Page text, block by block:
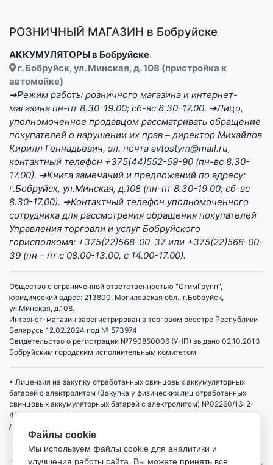
РОЗНИЧНЫЙ МАГАЗИН в Бобруйске
АККУМУЛЯТОРЫ в Бобруйске
г. Бобруйск, ул. Минская, д. 108 (пристройка к
автомойке)
➔Режим работы розничного магазина и интернет-
магазина пн-пт 8.30-19.00; сб-вс 8.30-17.00. ➔Лицо,
уполномоченное продавцом рассматривать обращение
покупателей о нарушении их прав – директор Михайлов
Кирилл Геннадьевич, эл. почта avtostym@mail.ru,
контактный телефон +375(44)552-59-90 (пн-вс 8.30-
17.00). ➔Книга замечаний и предложений по адресу:
г.Бобруйск, ул.Минская, д.108 (пн-пт 8.30-19.00; сб-вс
8.30-17.00). ➔Контактный телефон уполномоченного
сотрудника для рассмотрения обращения покупателей
Управления торговли и услуг Бобруйского
горисполкома: +375(22)568-00-37 или +375(22)568-00-
39 (пн – пт с 08.00-13.00, с 14.00-17.00).
Общество с ограниченной ответственностью "СтимГрупп",
юридический адрес: 213800, Могилевская обл., г.Бобруйск,
ул.Минская, д.108.
Интернет-магазин зарегистрирован в торговом реестре Республики
Беларусь 12.02.2024 под № 573974
Свидетельство о регистрации №790850006 (УНП) выдано 02.10.2013
Бобруйским городским исполнительным комитетом
• Лицензия на закупку отработанных свинцовых аккумуляторных
батарей с электролитом (Закупка у физических лиц отработанных
свинцовых аккумуляторных батарей с электролитом) №02260/16-2-
4/4 от 01.04.2019 выдана Министерством промышленности РБ,
действует бессрочно
Файлы cookie
Мы используем файлы cookie для аналитики и
улучшения работы сайта. Вы можете принять все